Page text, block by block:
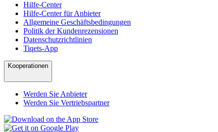
Hilfe-Center
Hilfe-Center für Anbieter
Allgemeine Geschäftsbedingungen
Politik der Kundenrezensionen
Datenschutzrichtlinien
Tiqets-App
Kooperationen
Werden Sie Anbieter
Werden Sie Vertriebspartner